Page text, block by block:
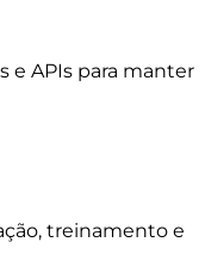
e APIs para manter
treinamento e